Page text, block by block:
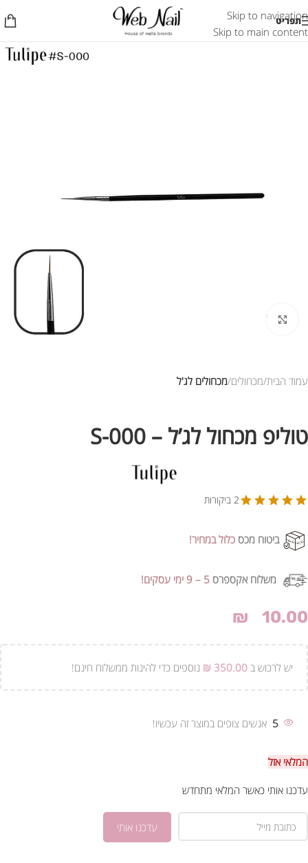
Skip to navigation
Skip to main content
תפריט
אזל המלאי
לחץ להגדלת התמונה
עמוד הבית מכחולים מכחולים לג'ל
טוליפ מכחול לג’ל – 000-S
2 ביקורות
ביטוח מכס כלול במחיר!
משלוח אקספרס 5 – 9 ימי עסקים!
₪ 10.00
יש לרכוש ב ₪ 350.00 נוספים כדי להינות ממשלוח חינם!
5 אנשים צופים במוצר זה עכשיו!
המלאי אזל
עדכנו אותי כאשר המלאי מתחדש